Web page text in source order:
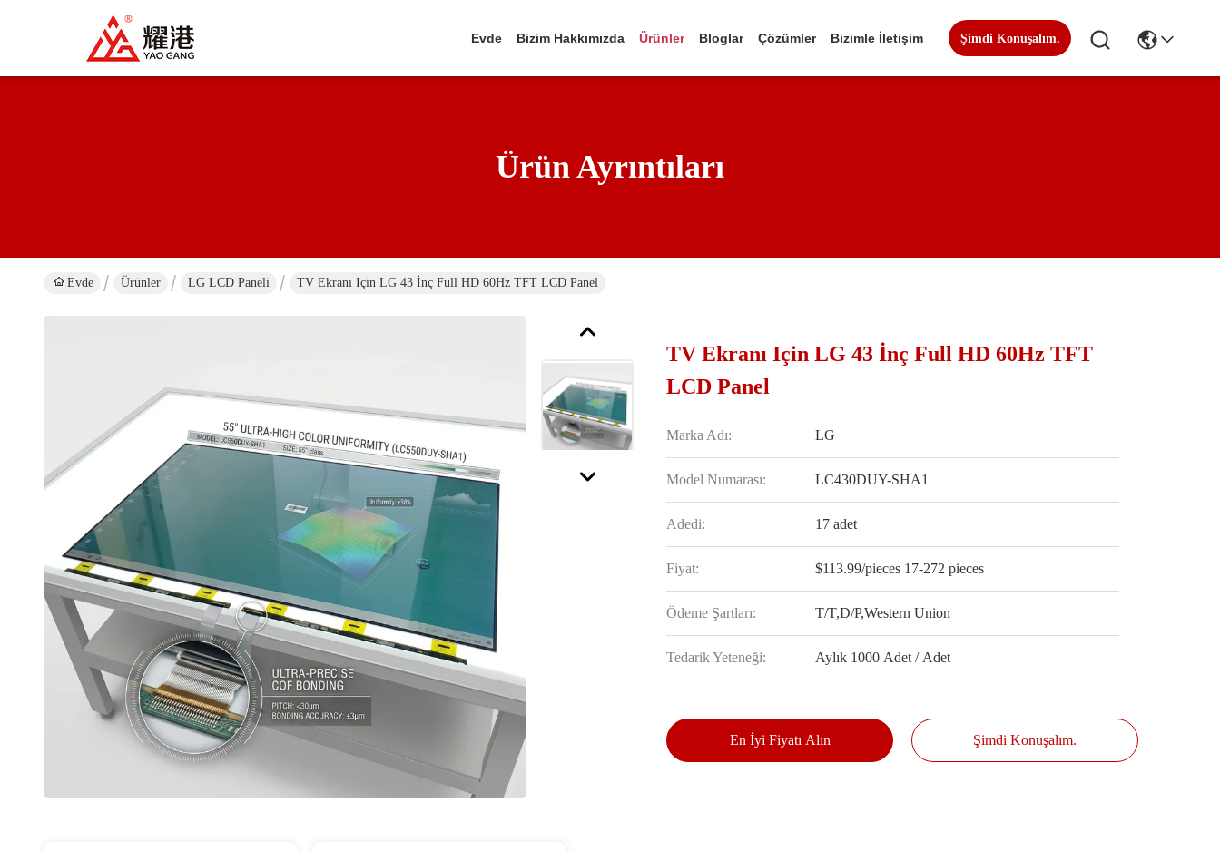
Evde Bizim Hakkımızda Ürünler Bloglar Çözümler Bizimle İletişim Şimdi Konuşalım.
Ürün Ayrıntıları
Evde Ürünler LG LCD Paneli TV Ekranı Için LG 43 İnç Full HD 60Hz TFT LCD Panel
TV Ekranı Için LG 43 İnç Full HD 60Hz TFT
LCD Panel
Marka Adı: LG
Model Numarası: LC430DUY-SHA1
Adedi: 17 adet
Fiyat: $113.99/pieces 17-272 pieces
Ödeme Şartları: T/T,D/P,Western Union
Tedarik Yeteneği: Aylık 1000 Adet / Adet
En İyi Fiyatı Alın Şimdi Konuşalım.